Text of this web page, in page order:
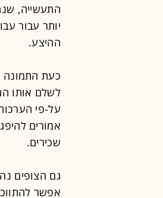
התעשייה,
יותר עבור
ההיצע.
כעת התמונה
שכירים.
גם הצופים
אפשר